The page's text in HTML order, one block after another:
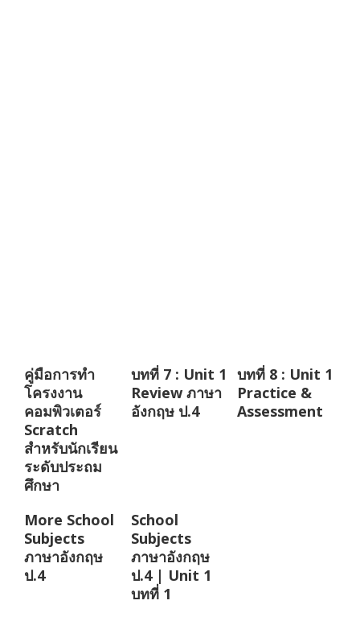
คู่มือการทำ
โครงงาน
คอมพิวเตอร์
Scratch
สำหรับนักเรียน
ระดับประถม
ศึกษา
บทที่ 7 : Unit 1
Review ภาษา
อังกฤษ ป.4
บทที่ 8 : Unit 1
Practice &
Assessment
More School
Subjects
ภาษาอังกฤษ
ป.4
School
Subjects
ภาษาอังกฤษ
ป.4 | Unit 1
บทที่ 1